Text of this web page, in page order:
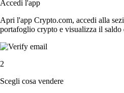
Accedi l'app
Apri l'app Crypto.com, accedi alla
portafoglio crypto e visualizza il
2
Scegli cosa vendere